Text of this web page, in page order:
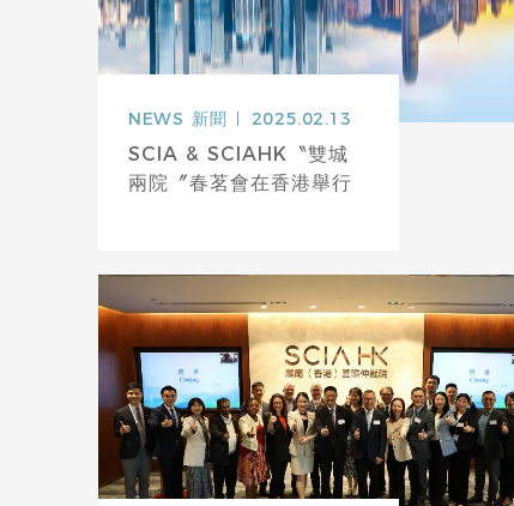
NEWS 新聞 2025.02.13
SCIA & SCIAHK〝雙城
兩院〞春茗會在香港舉行